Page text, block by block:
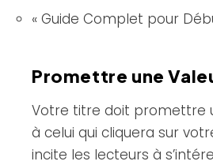
« Guide Complet pour
Promettre une
Votre titre doit promettre
à celui qui cliquera sur
incite les lecteurs à